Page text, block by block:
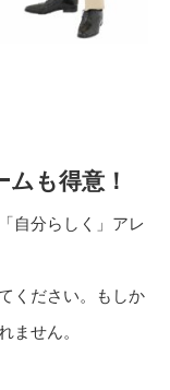
も得意！
自分らしく」アレ
ください。もしか
ません。